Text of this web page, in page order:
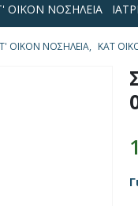
ΟΙΚΟΝ ΝΟΣΗΛΕΙΑ
ΟΙΚΟΝ ΝΟΣΗΛΕΙΑ, ΚΑΤ